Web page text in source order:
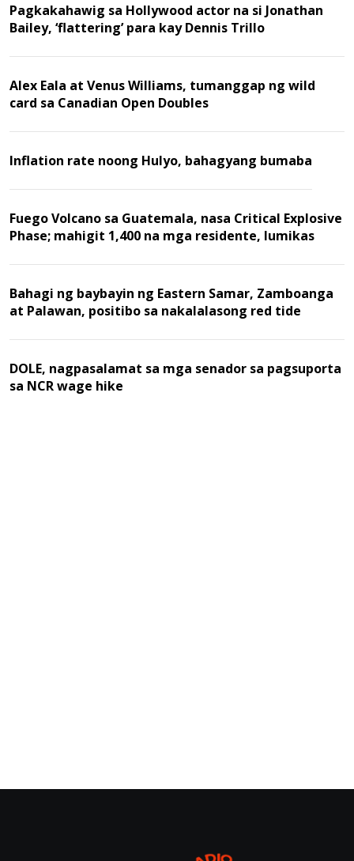
Pagkakahawig sa Hollywood actor na si Jonathan
Bailey, ‘flattering’ para kay Dennis Trillo
Alex Eala at Venus Williams, tumanggap ng wild
card sa Canadian Open Doubles
Inflation rate noong Hulyo, bahagyang bumaba
Fuego Volcano sa Guatemala, nasa Critical Explosive
Phase; mahigit 1,400 na mga residente, lumikas
Bahagi ng baybayin ng Eastern Samar, Zamboanga
at Palawan, positibo sa nakalalasong red tide
DOLE, nagpasalamat sa mga senador sa pagsuporta
sa NCR wage hike